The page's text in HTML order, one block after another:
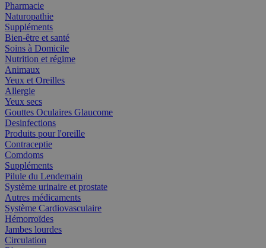
Pharmacie
Naturopathie
Suppléments
Bien-être et santé
Soins à Domicile
Nutrition et régime
Animaux
Yeux et Oreilles
Allergie
Yeux secs
Gouttes Oculaires Glaucome
Desinfections
Produits pour l'oreille
Contraceptie
Comdoms
Suppléments
Pilule du Lendemain
Système urinaire et prostate
Autres médicaments
Système Cardiovasculaire
Hémorroïdes
Jambes lourdes
Circulation